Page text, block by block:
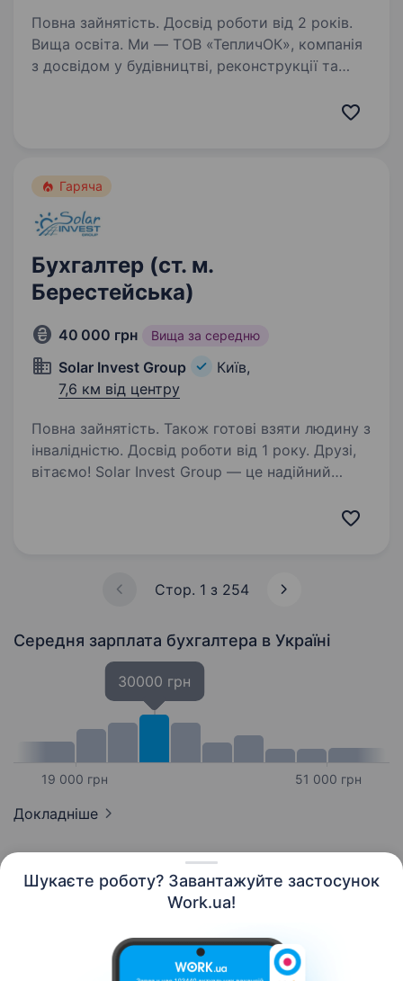
Шукаєте роботу? Завантажуйте застосунок
Work.ua!
Повна зайнятість. Досвід роботи від 2 років.
Вища освіта. Ми — ТОВ «ТепличОК», компанія
з досвідом у будівництві, реконструкції та
Гаряча
Бухгалтер (ст. м.
Берестейська)
40 000 грн Вища за середню
Solar Invest Group
Київ,
7,6 км від центру
Повна зайнятість. Також готові взяти людину з
інвалідністю. Досвід роботи від 1 року. Друзі,
вітаємо! Solar Invest Group — це надійний
та обслуговування…
Стор. 1 з 254
Середня зарплата бухгалтера в Україні
19 000 грн
30000 грн
51 000 грн
Докладніше